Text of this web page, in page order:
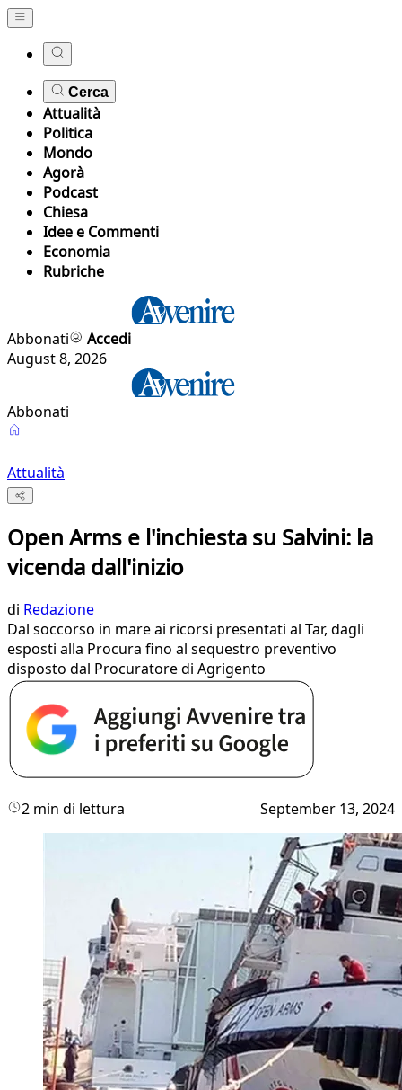
Cerca
Attualità
Politica
Mondo
Agorà
Podcast
Chiesa
Idee e Commenti
Economia
Rubriche
Abbonati
Accedi
August 8, 2026
Abbonati
Attualità
Open Arms e l'inchiesta su Salvini: la
vicenda dall'inizio
di Redazione
Dal soccorso in mare ai ricorsi presentati al Tar, dagli
esposti alla Procura fino al sequestro preventivo
disposto dal Procuratore di Agrigento
2 min di lettura September 13, 2024